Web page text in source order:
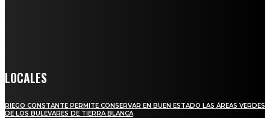
LOCALES
RIEGO CONSTANTE PERMITE CONSERVAR EN BUEN ESTADO LAS ÁREAS VERDES
DE LOS BULEVARES DE TIERRA BLANCA